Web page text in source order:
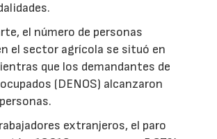
el número de personas
el sector agrícola se situó en
que los demandantes de
(DENOS) alcanzaron
extranjeros, el paro